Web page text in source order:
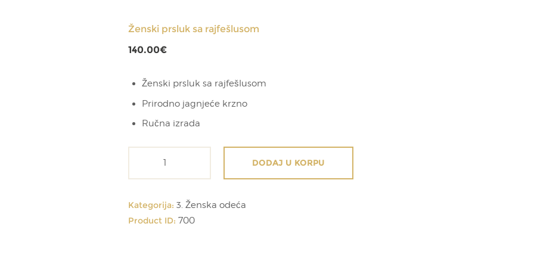
Ženski prsluk sa rajfešlusom
140.00€
Ženski prsluk sa rajfešlusom
Prirodno jagnjeće krzno
Ručna izrada
rajfešlusom
količina
DODAJ U KORPU
Kategorija: 3. Ženska odeća
Product ID: 700